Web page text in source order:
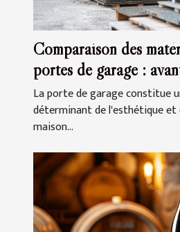
Comparaison des
portes de garage :
inconvénients
La porte de garage constitue
déterminant de l'esthétique et
maison...